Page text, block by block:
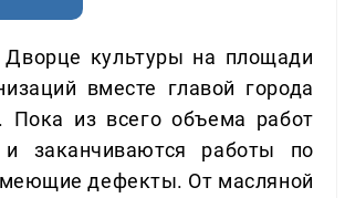
культуры на площади
вместе главой города
Пока из всего объема работ
заканчиваются работы по
дефекты. От масляной